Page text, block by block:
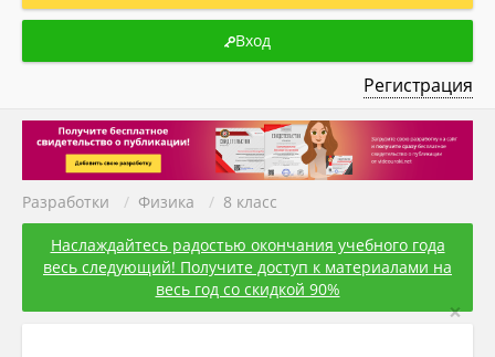
Вход
Регистрация
Разработки / Физика / 8 класс
Наслаждайтесь радостью окончания учебного года
весь следующий! Получите доступ к материалами на
весь год со скидкой 90%
×